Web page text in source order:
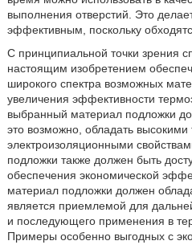
выполнения отверстий. Это
эффективным, поскольку
С принципиальной точки зрения
настоящим изобретением
широкого спектра возможных
увеличения эффективности
выбранный материал подложки
это возможно, обладать высокими
электроизоляционными
подложки также должен быть
обеспечения экономической
материал подложки должен
является приемлемой для
и последующего применения в
Примеры особенно выгодных с